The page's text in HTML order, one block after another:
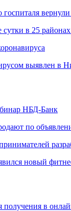
в 25
выявлен в
НБД-Банк
по
новый
получения в